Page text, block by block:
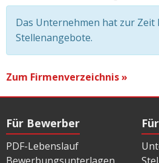
Das Unternehmen hat zur Zeit
Stellenangebote.
Zum Firmenverzeichnis »
Für Bewerber
PDF-Lebenslauf